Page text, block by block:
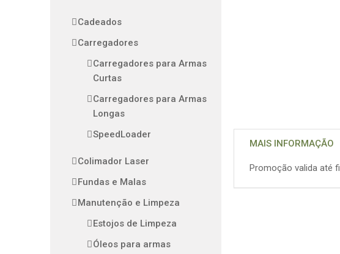
Cadeados
Carregadores
Carregadores para Armas
Curtas
Carregadores para Armas
Longas
SpeedLoader
Colimador Laser
Fundas e Malas
Manutenção e Limpeza
Estojos de Limpeza
Óleos para armas
MAIS INFORMAÇÃO
Promoção valida até